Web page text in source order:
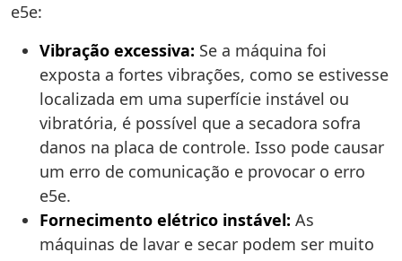
e5e:
Vibração excessiva: Se a máquina foi
exposta a fortes vibrações, como se estivesse
localizada em uma superfície instável ou
vibratória, é possível que a secadora sofra
danos na placa de controle. Isso pode causar
um erro de comunicação e provocar o erro
e5e.
Fornecimento elétrico instável: As
máquinas de lavar e secar podem ser muito